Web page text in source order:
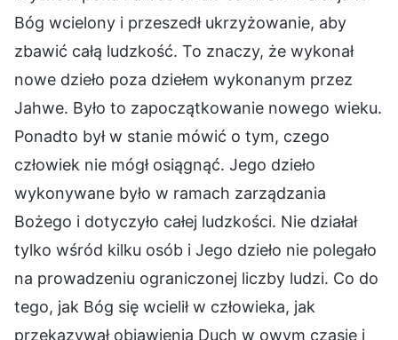
Bóg wcielony i przeszedł ukrzyżowanie, aby
zbawić całą ludzkość. To znaczy, że wykonał
nowe dzieło poza dziełem wykonanym przez
Jahwe. Było to zapoczątkowanie nowego wieku.
Ponadto był w stanie mówić o tym, czego
człowiek nie mógł osiągnąć. Jego dzieło
wykonywane było w ramach zarządzania
Bożego i dotyczyło całej ludzkości. Nie działał
tylko wśród kilku osób i Jego dzieło nie polegało
na prowadzeniu ograniczonej liczby ludzi. Co do
tego, jak Bóg się wcielił w człowieka, jak
przekazywał objawienia Duch w owym czasie i